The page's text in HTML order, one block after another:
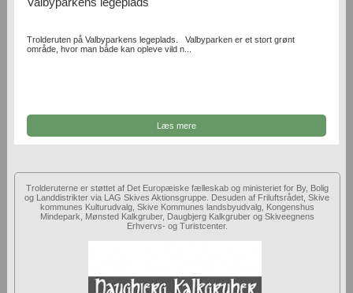
Trolderuten på Valbyparkens legeplads. Valbyparken er et stort grønt
område, hvor man både kan opleve vild n...
Læs mere
Trolderuterne er støttet af Det Europæiske fælleskab og ministeriet for By, Bolig
og Landdistrikter via LAG Skives Aktionsgruppe. Desuden af Friluftsrådet, Skive
kommunes Kulturudvalg, Skive Kommunes landsbyudvalg, Kongenshus
Mindepark, Mønsted Kalkgruber, Daugbjerg Kalkgruber og Skiveegnens
Erhvervs- og Turistcenter.